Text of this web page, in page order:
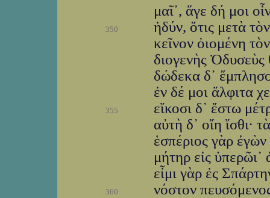
μαῖ᾽, ἄγε δή μοι
350
ἡδύν, ὅτις μετὰ
κεῖνον ὀιομένη
διογενὴς Ὀδυσεὺς
δώδεκα δ᾽
ἐν δέ μοι ἄλφιτα
355
εἴκοσι δ᾽ ἔστω
αὐτὴ δ᾽ οἴη ἴσθι·
ἑσπέριος γὰρ
μήτηρ εἰς ὑπερῶι᾽
εἶμι γὰρ ἐς
360
νόστον